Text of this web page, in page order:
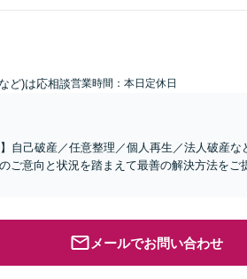
ど)は応相談営業時間：本日定休日
自己破産／任意整理／個人再生／法人破産な
ご意向と状況を踏まえて最善の解決方法をご
メールでお問い合わせ